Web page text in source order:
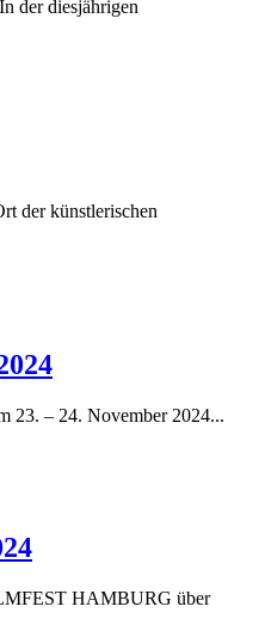
der diesjährigen
der künstlerischen
23. – 24. November 2024...
HAMBURG über